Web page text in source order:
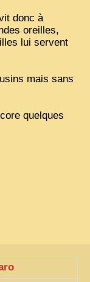
donc à
oreilles,
lui servent
mais sans
quelques